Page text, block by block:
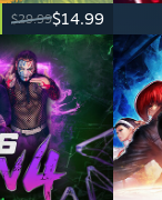
$29.99$14.99